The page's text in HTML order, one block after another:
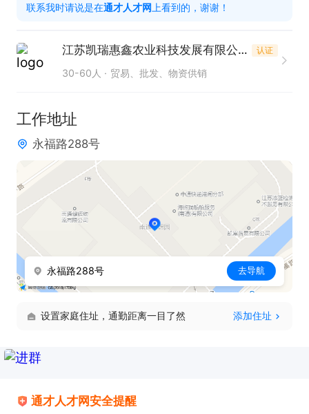
只需两步，轻松找工作：1、先点击投简历；2、再打
联系我时请说是在通才人才网 上看到的，谢谢！
江苏凯瑞惠鑫农业科技发展有限公司 认证
30-60人 贸易、批发、物资供销
工作地址
永福路288号
永福路288号 去导航
设置家庭住址，通勤距离一目了然 添加住址
通才人才网安全提醒